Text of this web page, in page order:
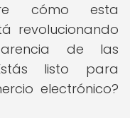
cómo esta
revolucionando
de las
listo para
electrónico?